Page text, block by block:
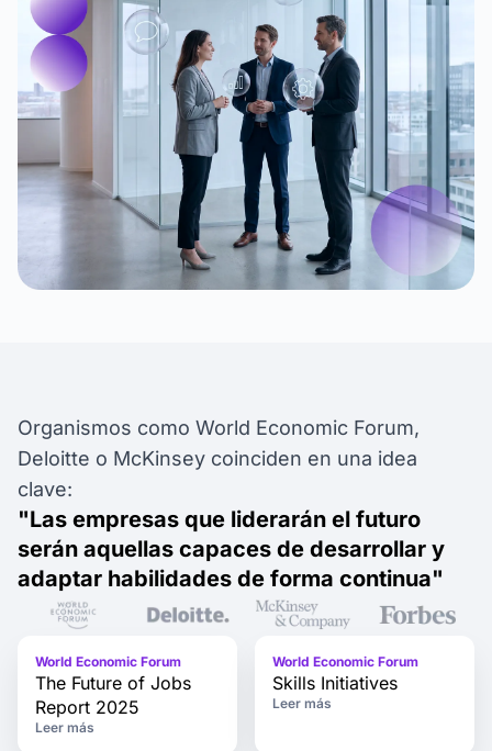
Organismos como World Economic Forum,
Deloitte o McKinsey coinciden en una idea
clave:
"Las empresas que liderarán el futuro
serán aquellas capaces de desarrollar y
adaptar habilidades de forma continua"
World Economic Forum
The Future of Jobs
Report 2025
Leer más
World Economic Forum
Skills Initiatives
Leer más